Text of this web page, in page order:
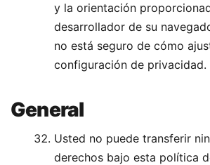
y la orientación
desarrollador de su
no está seguro de cómo
configuración de privacidad.
General
Usted no puede transferir
derechos bajo esta política